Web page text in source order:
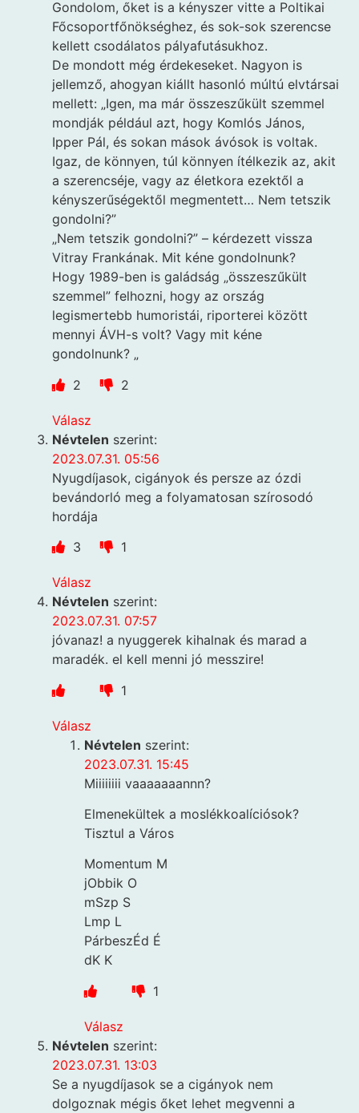
Gondolom, őket is a kényszer vitte a Poltikai
Főcsoportfőnökséghez, és sok-sok szerencse
kellett csodálatos pályafutásukhoz.
De mondott még érdekeseket. Nagyon is
jellemző, ahogyan kiállt hasonló múltú elvtársai
mellett: „Igen, ma már összeszűkült szemmel
mondják például azt, hogy Komlós János,
Ipper Pál, és sokan mások ávósok is voltak.
Igaz, de könnyen, túl könnyen ítélkezik az, akit
a szerencséje, vagy az életkora ezektől a
kényszerűségektől megmentett… Nem tetszik
gondolni?”
„Nem tetszik gondolni?” – kérdezett vissza
Vitray Frankának. Mit kéne gondolnunk?
Hogy 1989-ben is galádság „összeszűkült
szemmel” felhozni, hogy az ország
legismertebb humoristái, riporterei között
mennyi ÁVH-s volt? Vagy mit kéne
gondolnunk? „
2
2
Válasz
Névtelen szerint:
2023.07.31. 05:56
Nyugdíjasok, cigányok és persze az ózdi
bevándorló meg a folyamatosan szírosodó
hordája
3
1
Válasz
Névtelen szerint:
2023.07.31. 07:57
jóvanaz! a nyuggerek kihalnak és marad a
maradék. el kell menni jó messzire!
1
Válasz
Névtelen szerint:
2023.07.31. 15:45
Miiiiiiii vaaaaaaannn?
Elmenekültek a moslékkoalíciósok?
Tisztul a Város
Momentum M
jObbik O
mSzp S
Lmp L
PárbeszÉd É
dK K
1
Válasz
Névtelen szerint:
2023.07.31. 13:03
Se a nyugdíjasok se a cigányok nem
dolgoznak mégis őket lehet megvenni a